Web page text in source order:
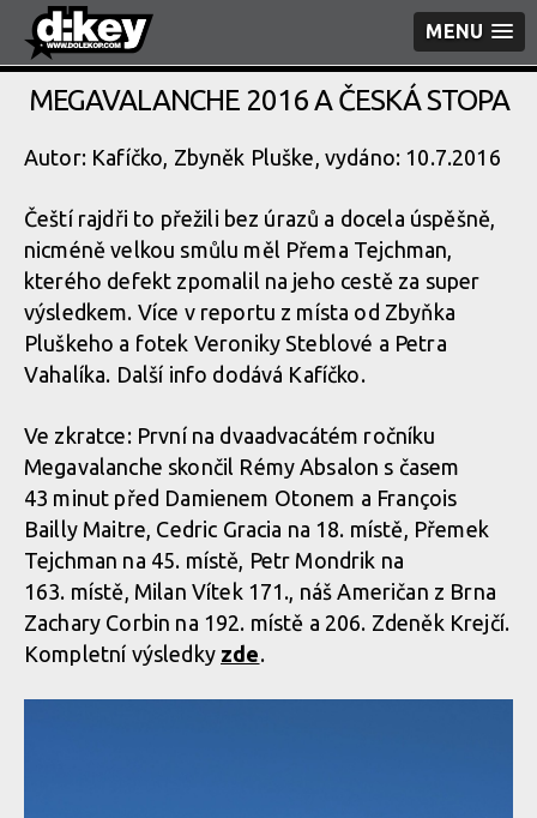
MENU
MEGAVALANCHE 2016 A ČESKÁ STOPA
Autor: Kafíčko, Zbyněk Pluške, vydáno: 10.7.2016
Čeští rajdři to přežili bez úrazů a docela úspěšně,
nicméně velkou smůlu měl Přema Tejchman,
kterého defekt zpomalil na jeho cestě za super
výsledkem. Více v reportu z místa od Zbyňka
Pluškeho a fotek Veroniky Steblové a Petra
Vahalíka. Další info dodává Kafíčko.
Ve zkratce: První na dvaadvacátém ročníku
Megavalanche skončil Rémy Absalon s časem
43 minut před Damienem Otonem a François
Bailly Maitre, Cedric Gracia na 18. místě, Přemek
Tejchman na 45. místě, Petr Mondrik na
163. místě, Milan Vítek 171., náš Američan z Brna
Zachary Corbin na 192. místě a 206. Zdeněk Krejčí.
Kompletní výsledky zde.